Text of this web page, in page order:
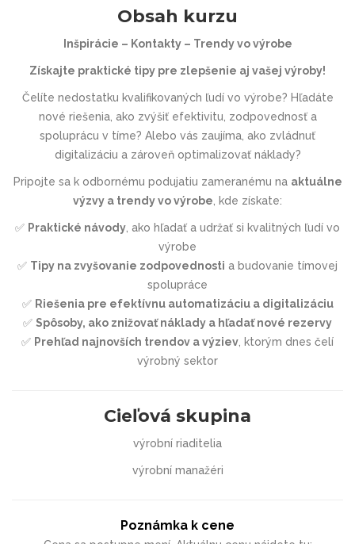
Obsah kurzu
Inšpirácie – Kontakty – Trendy vo výrobe
Získajte praktické tipy pre zlepšenie aj vašej výroby!
Čelíte nedostatku kvalifikovaných ľudí vo výrobe? Hľadáte
nové riešenia, ako zvýšiť efektivitu, zodpovednosť a
spoluprácu v tíme? Alebo vás zaujíma, ako zvládnuť
digitalizáciu a zároveň optimalizovať náklady?
Pripojte sa k odbornému podujatiu zameranému na aktuálne
výzvy a trendy vo výrobe , kde získate:
✅ Praktické návody , ako hľadať a udržať si kvalitných ľudí vo
výrobe
✅ Tipy na zvyšovanie zodpovednosti a budovanie tímovej
spolupráce
✅ Riešenia pre efektívnu automatizáciu a digitalizáciu
✅ Spôsoby, ako znižovať náklady a hľadať nové rezervy
✅ Prehľad najnovších trendov a výziev , ktorým dnes čelí
výrobný sektor
Cieľová skupina
výrobní riaditelia
výrobní manažéri
Poznámka k cene